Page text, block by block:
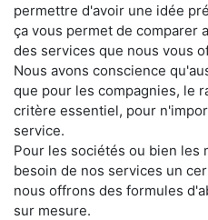
permettre d'avoir une idée
ça vous permet de comparer
des services que nous vous
Nous avons conscience
que pour les compagnies, le
critère essentiel, pour
service.
Pour les sociétés ou bien les
besoin de nos services un
nous offrons des formules
sur mesure.